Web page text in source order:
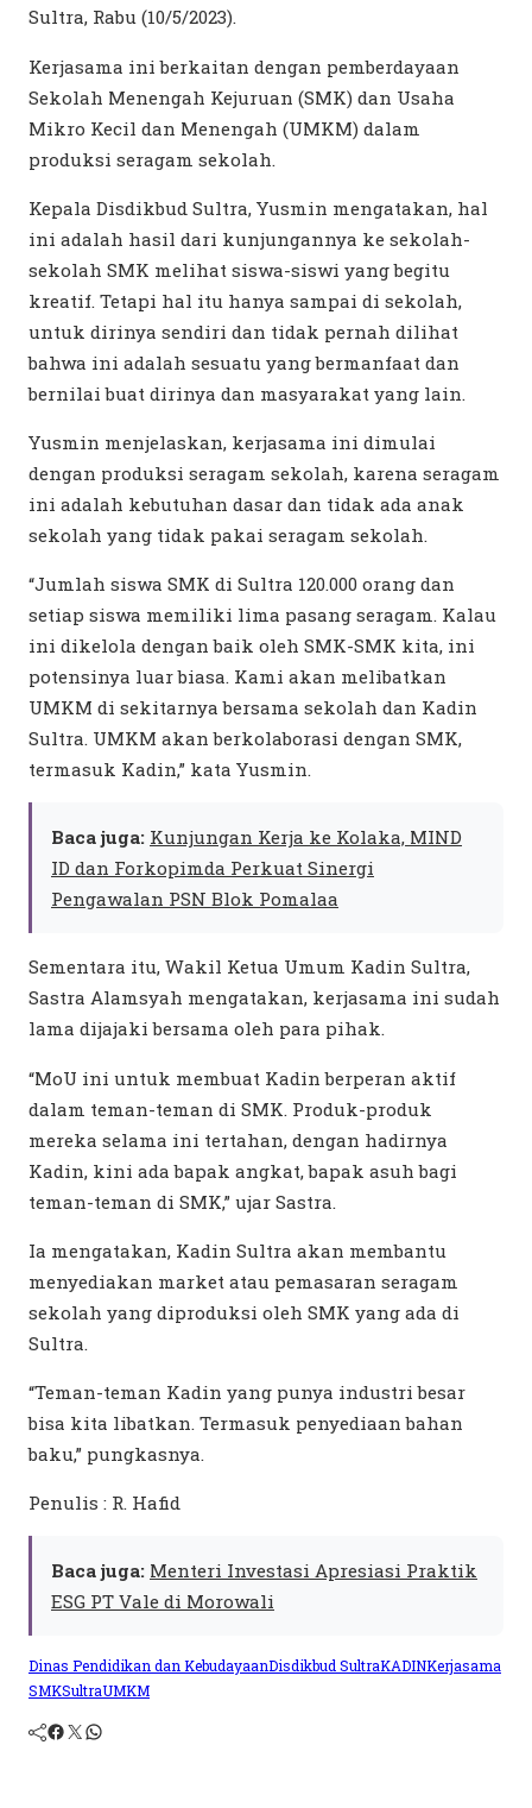
Sultra, Rabu (10/5/2023).
Kerjasama ini berkaitan dengan pemberdayaan
Sekolah Menengah Kejuruan (SMK) dan Usaha
Mikro Kecil dan Menengah (UMKM) dalam
produksi seragam sekolah.
Kepala Disdikbud Sultra, Yusmin mengatakan, hal
ini adalah hasil dari kunjungannya ke sekolah-
sekolah SMK melihat siswa-siswi yang begitu
kreatif. Tetapi hal itu hanya sampai di sekolah,
untuk dirinya sendiri dan tidak pernah dilihat
bahwa ini adalah sesuatu yang bermanfaat dan
bernilai buat dirinya dan masyarakat yang lain.
Yusmin menjelaskan, kerjasama ini dimulai
dengan produksi seragam sekolah, karena seragam
ini adalah kebutuhan dasar dan tidak ada anak
sekolah yang tidak pakai seragam sekolah.
“Jumlah siswa SMK di Sultra 120.000 orang dan
setiap siswa memiliki lima pasang seragam. Kalau
ini dikelola dengan baik oleh SMK-SMK kita, ini
potensinya luar biasa. Kami akan melibatkan
UMKM di sekitarnya bersama sekolah dan Kadin
Sultra. UMKM akan berkolaborasi dengan SMK,
termasuk Kadin,” kata Yusmin.
Baca juga: Kunjungan Kerja ke Kolaka, MIND
ID dan Forkopimda Perkuat Sinergi
Pengawalan PSN Blok Pomalaa
Sementara itu, Wakil Ketua Umum Kadin Sultra,
Sastra Alamsyah mengatakan, kerjasama ini sudah
lama dijajaki bersama oleh para pihak.
“MoU ini untuk membuat Kadin berperan aktif
dalam teman-teman di SMK. Produk-produk
mereka selama ini tertahan, dengan hadirnya
Kadin, kini ada bapak angkat, bapak asuh bagi
teman-teman di SMK,” ujar Sastra.
Ia mengatakan, Kadin Sultra akan membantu
menyediakan market atau pemasaran seragam
sekolah yang diproduksi oleh SMK yang ada di
Sultra.
“Teman-teman Kadin yang punya industri besar
bisa kita libatkan. Termasuk penyediaan bahan
baku,” pungkasnya.
Penulis : R. Hafid
Baca juga: Menteri Investasi Apresiasi Praktik
ESG PT Vale di Morowali
Dinas Pendidikan dan KebudayaanDisdikbud SultraKADINKerjasama
SMKSultraUMKM